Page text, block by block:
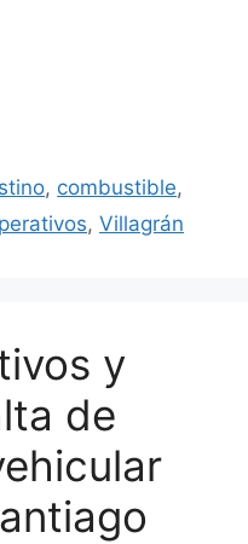
, combustible,
, Villagrán
y
de